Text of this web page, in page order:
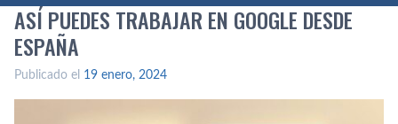
ASÍ PUEDES TRABAJAR EN GOOGLE DESDE
ESPAÑA
Publicado el 19 enero, 2024